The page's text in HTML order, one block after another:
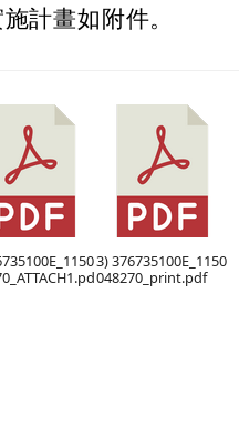
計畫如附件。
3) 376735100E_1150
048270_print.pdf